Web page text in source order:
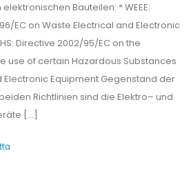
Bauteilen: * WEEE:
EC on Waste Electrical and Electronic
Directive 2002/95/EC on the
use of certain Hazardous Substances
Electronic Equipment Gegenstand der
Richtlinien sind die Elektro– und
[…]